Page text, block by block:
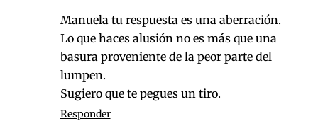
Manuela tu respuesta es una aberración.
Lo que haces alusión no es más que una
basura proveniente de la peor parte del
lumpen.
Sugiero que te pegues un tiro.
Responder